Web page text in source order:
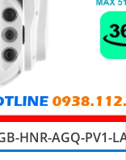
HNR-AGQ-PV1-